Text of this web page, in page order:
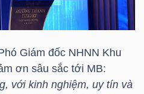
Giám đốc NHNN Khu
ơn sâu sắc tới MB:
với kinh nghiệm, uy tín và